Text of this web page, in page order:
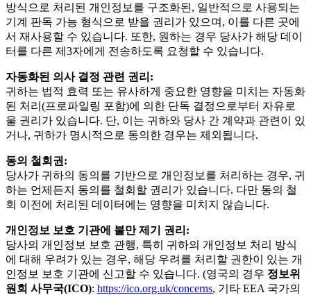
방식으로 처리된 개인정보를 구조화된, 일반적으로 사용되는
기계 판독 가능 형식으로 받을 권리가 있으며, 이를 다른 곳에
서 재사용할 수 있습니다. 또한, 원하는 경우 당사가 해당 데이
터를 다른 제3자에게 전송하도록 요청할 수 있습니다.
자동화된 의사 결정 관련 권리:
귀하는 법적 효력 또는 유사하게 중요한 영향을 미치는 자동화
된 처리(프로파일링 포함)에 의한 단독 결정으로부터 자유로
울 권리가 있습니다. 단, 이는 귀하와 당사 간 계약과 관련이 있
거나, 귀하가 명시적으로 동의한 경우는 제외됩니다.
동의 철회권:
당사가 귀하의 동의를 기반으로 개인정보를 처리하는 경우, 귀
하는 언제든지 동의를 철회할 권리가 있습니다. 다만 동의 철
회 이전에 처리된 데이터에는 영향을 미치지 않습니다.
개인정보 보호 기관에 불만 제기 권리:
당사의 개인정보 보호 관행, 특히 귀하의 개인정보 처리 방식
에 대해 우려가 있는 경우, 해당 우려를 처리할 권한이 있는 개
인정보 보호 기관에 신고할 수 있습니다. (영국의 경우 정보위
원회 사무국(ICO): https://ico.org.uk/concerns, 기타 EEA 국가의